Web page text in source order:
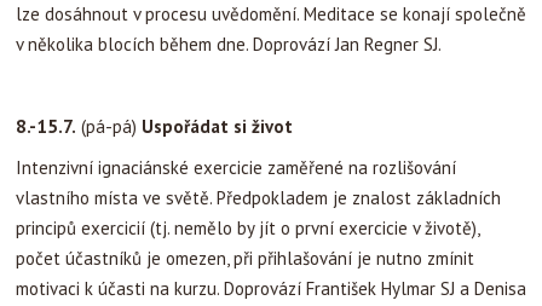
lze dosáhnout v procesu uvědomění. Meditace se konají společně
v několika blocích během dne. Doprovází Jan Regner SJ.
8.-15.7. (pá-pá) Uspořádat si život
Intenzivní ignaciánské exercicie zaměřené na rozlišování
vlastního místa ve světě. Předpokladem je znalost základních
principů exercicií (tj. nemělo by jít o první exercicie v životě),
počet účastníků je omezen, při přihlašování je nutno zmínit
motivaci k účasti na kurzu. Doprovází František Hylmar SJ a Denisa